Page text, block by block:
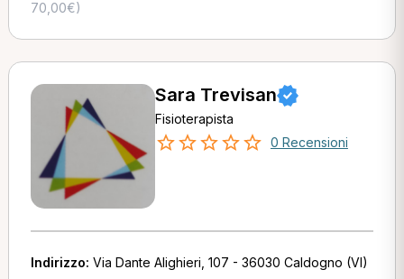
70,00€)
Sara Trevisan
Fisioterapista
0 Recensioni
Indirizzo: Via Dante Alighieri, 107 - 36030 Caldogno (VI)